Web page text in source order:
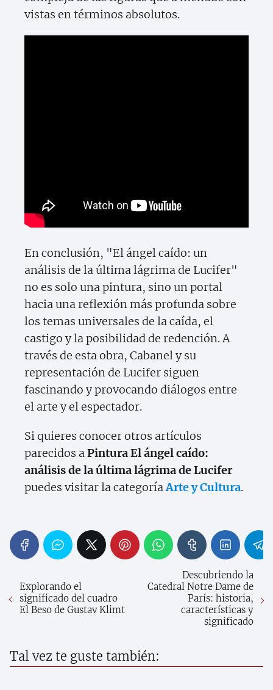
vistas en términos absolutos.
En conclusión, "El ángel caído: un
análisis de la última lágrima de Lucifer"
no es solo una pintura, sino un portal
hacia una reflexión más profunda sobre
los temas universales de la caída, el
castigo y la posibilidad de redención. A
través de esta obra, Cabanel y su
representación de Lucifer siguen
fascinando y provocando diálogos entre
el arte y el espectador.
Si quieres conocer otros artículos
parecidos aPintura El ángel caído:
análisis de la última lágrima de Lucifer
puedes visitar la categoríaArte y Cultura.
Explorando el
significado del cuadro
El Beso de Gustav Klimt
Descubriendo la
Catedral Notre Dame de
París: historia,
características y
significado
Tal vez te guste también: